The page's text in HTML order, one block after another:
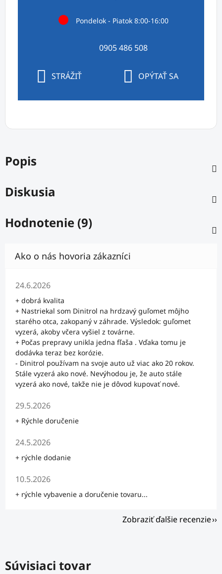
Pondelok - Piatok 8:00-16:00
0905 486 508
STRÁŽIŤ OPÝTAŤ SA
Popis
Diskusia
Hodnotenie (9)
Hodnotenie obchodu je 5 z 5 hviezdičiek.
24.6.2026
+ dobrá kvalita
+ Nastriekal som Dinitrol na hrdzavý guľomet môjho
starého otca, zakopaný v záhrade. Výsledok: guľomet
vyzerá, akoby včera vyšiel z továrne.
+ Počas prepravy unikla jedna fľaša . Vďaka tomu je
dodávka teraz bez korózie.
- Dinitrol používam na svoje auto už viac ako 20 rokov.
Stále vyzerá ako nové. Nevýhodou je, že auto stále
vyzerá ako nové, takže nie je dôvod kupovať nové.
Hodnotenie obchodu je 5 z 5 hviezdičiek.
29.5.2026
+ Rýchle doručenie
Hodnotenie obchodu je 5 z 5 hviezdičiek.
24.5.2026
+ rýchle dodanie
Hodnotenie obchodu je 5 z 5 hviezdičiek.
10.5.2026
+ rýchle vybavenie a doručenie tovaru...
Zobraziť ďalšie recenzie
Súvisiaci tovar